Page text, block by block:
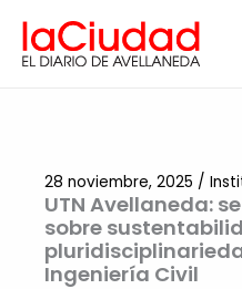
contenido
UTN Avellaneda:
sobre
Ingeniería Civil
28 noviembre, 2025 /